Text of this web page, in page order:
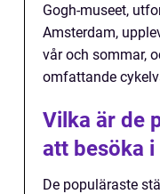
Gogh-museet,
Amsterdam,
vår och sommar,
omfattande
Vilka är de
att besöka i
De populäraste